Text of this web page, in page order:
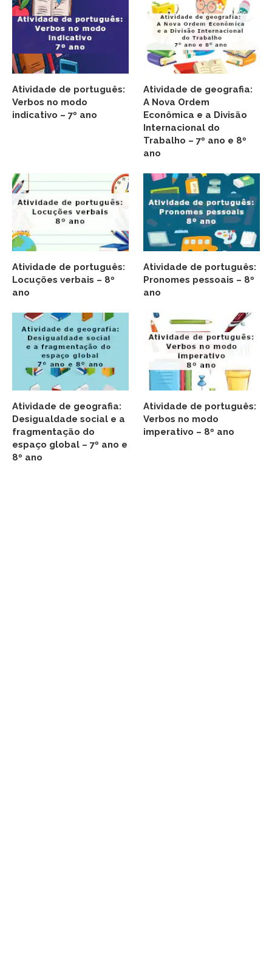
Atividade de português:
Verbos no modo
indicativo – 7º ano
Atividade de geografia:
A Nova Ordem
Econômica e a Divisão
Internacional do
Trabalho – 7º ano e 8º
ano
Atividade de português:
Locuções verbais – 8º
ano
Atividade de português:
Pronomes pessoais – 8º
ano
Atividade de geografia:
Desigualdade social e a
fragmentação do
espaço global – 7º ano e
8º ano
Atividade de português:
Verbos no modo
imperativo – 8º ano